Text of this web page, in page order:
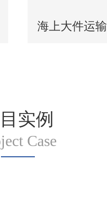
海上大件运输
实例
Case